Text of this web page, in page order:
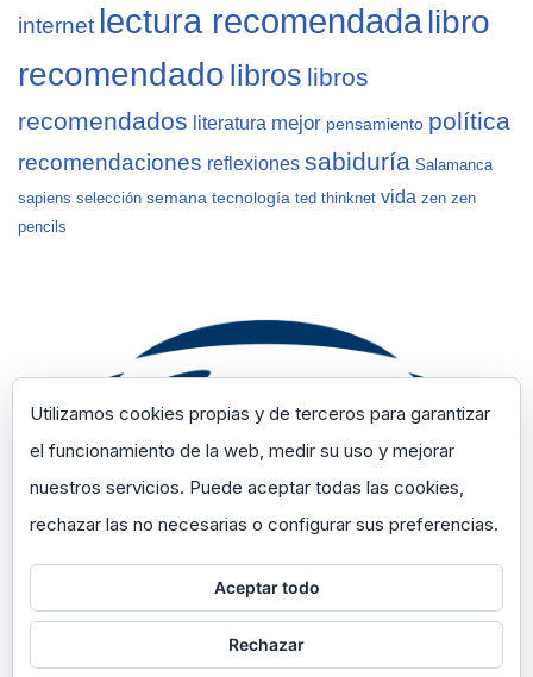
internet lectura recomendadalibro
recomendado libros libros
recomendados literatura mejor pensamiento política
recomendaciones reflexiones sabiduría Salamanca
sapiens selección semana tecnología ted thinknet vida zen zen
pencils
Utilizamos cookies propias y de terceros para garantizar
el funcionamiento de la web, medir su uso y mejorar
nuestros servicios. Puede aceptar todas las cookies,
rechazar las no necesarias o configurar sus preferencias.
Aceptar todo
Rechazar